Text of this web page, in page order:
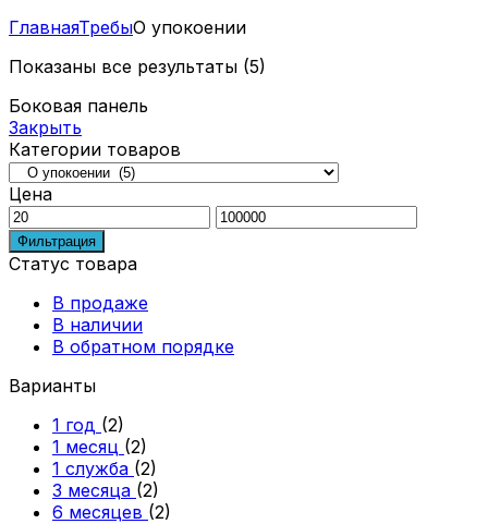
ГлавнаяТребыО упокоении
Показаны все результаты (5)
Боковая панель
Закрыть
Категории товаров
Цена
Минимальная
цена
Максимальная
Фильтрация
Статус товара
В продаже
В наличии
В обратном порядке
Варианты
1 год (2)
1 месяц (2)
1 служба (2)
3 месяца (2)
6 месяцев (2)